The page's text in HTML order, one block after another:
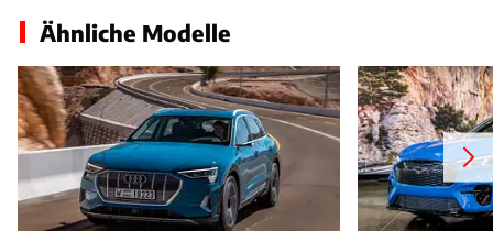
Ähnliche Modelle